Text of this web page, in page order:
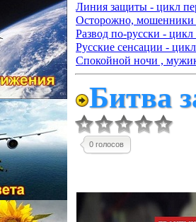
Линия защиты - цикл
Осторожно, мошенники
Развод по-русски - цикл
Русские сенсации -
Спокойной ночи ,
Битва
0 голосов